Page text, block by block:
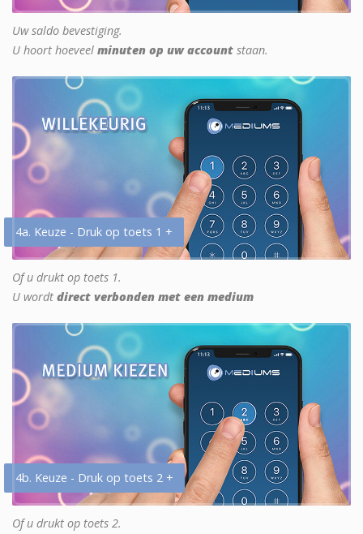
Uw saldo bevestiging.
U hoort hoeveel minuten op uw account staan.
4a. Keuze - Druk op toets 1 +
Of u drukt op toets 1.
U wordt direct verbonden met een medium
4b. Keuze - Druk op toets 2 +
Of u drukt op toets 2.